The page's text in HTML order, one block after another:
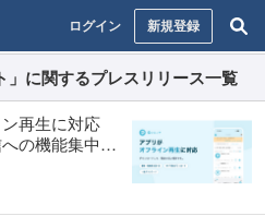
ログイン 新規登録
」に関するプレスリリース一覧
再生に対応
の機能集中を